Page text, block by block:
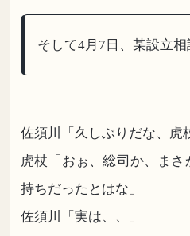
そして4月7日、某設立
佐須川「久しぶりだな、虎
虎杖「おぉ、総司か、ま
持ちだったとはな」
佐須川「実は、、」